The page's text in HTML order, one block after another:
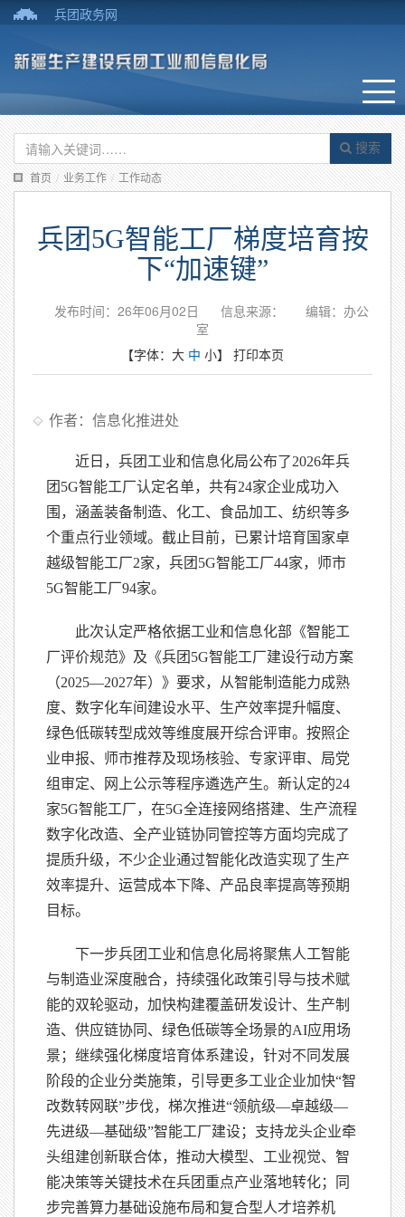
兵团政务网
搜索
首页 / 业务工作 / 工作动态
兵团5G智能工厂梯度培育按
下“加速键”
发布时间：26年06月02日 信息来源：
编辑：办公
室
【字体： 大 中 小】 打印本页
作者：信息化推进处
近日，兵团工业和信息化局公布了2026年兵
团5G智能工厂认定名单，共有24家企业成功入
围，涵盖装备制造、化工、食品加工、纺织等多
个重点行业领域。截止目前，已累计培育国家卓
越级智能工厂2家，兵团5G智能工厂44家，师市
5G智能工厂94家。
此次认定严格依据工业和信息化部《智能工
厂评价规范》及《兵团5G智能工厂建设行动方案
（2025—2027年）》要求，从智能制造能力成熟
度、数字化车间建设水平、生产效率提升幅度、
绿色低碳转型成效等维度展开综合评审。按照企
业申报、师市推荐及现场核验、专家评审、局党
组审定、网上公示等程序遴选产生。新认定的24
家5G智能工厂，在5G全连接网络搭建、生产流程
数字化改造、全产业链协同管控等方面均完成了
提质升级，不少企业通过智能化改造实现了生产
效率提升、运营成本下降、产品良率提高等预期
目标。
下一步兵团工业和信息化局将聚焦人工智能
与制造业深度融合，持续强化政策引导与技术赋
能的双轮驱动，加快构建覆盖研发设计、生产制
造、供应链协同、绿色低碳等全场景的AI应用场
景；继续强化梯度培育体系建设，针对不同发展
阶段的企业分类施策，引导更多工业企业加快“智
改数转网联”步伐，梯次推进“领航级—卓越级—
先进级—基础级”智能工厂建设；支持龙头企业牵
头组建创新联合体，推动大模型、工业视觉、智
能决策等关键技术在兵团重点产业落地转化；同
步完善算力基础设施布局和复合型人才培养机